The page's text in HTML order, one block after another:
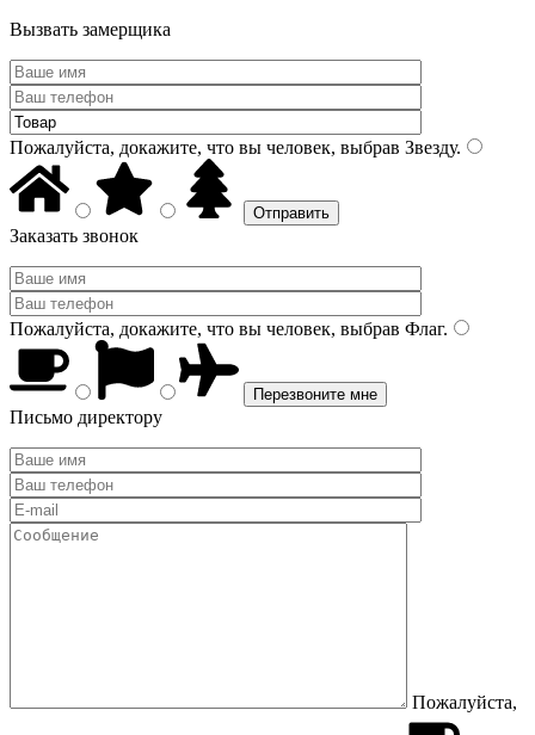
Вызвать замерщика
Пожалуйста, докажите, что вы человек, выбрав Звезду.
Заказать звонок
Пожалуйста, докажите, что вы человек, выбрав Флаг.
Письмо директору
Пожалуйста,